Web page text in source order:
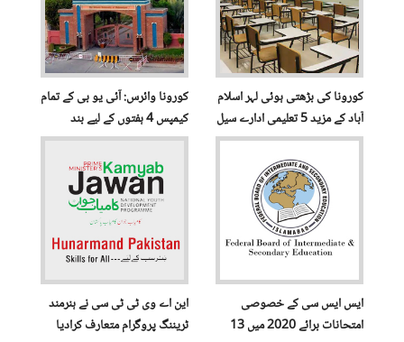
کورونا وائرس: آئی یو بی کے تمام
کیمپس 4 ہفتوں کے لیے بند
کورونا کی بڑھتی ہوئی لہر اسلام
آباد کے مزید 5 تعلیمی ادارے سیل
این اے وی ٹی ٹی سی نے ہنرمند
ٹریننگ پروگرام متعارف کرادیا
ایس ایس سی کے خصوصی
امتحانات برائے 2020 میں 13